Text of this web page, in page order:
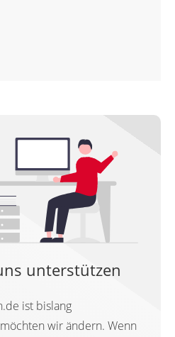
unterstützen
ist bislang
wir ändern. Wenn